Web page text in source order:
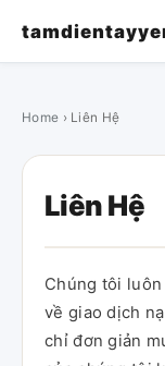
Home › Liên Hệ
Liên Hệ
Chúng tôi
về giao dịch
chỉ đơn giản